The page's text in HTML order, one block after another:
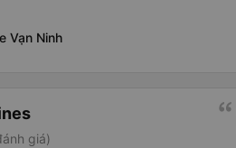
Vạn Ninh
giá)